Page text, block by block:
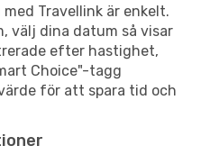
Travellink är enkelt.
välj dina datum så visar
efter hastighet,
Choice"-tagg
för att spara tid och